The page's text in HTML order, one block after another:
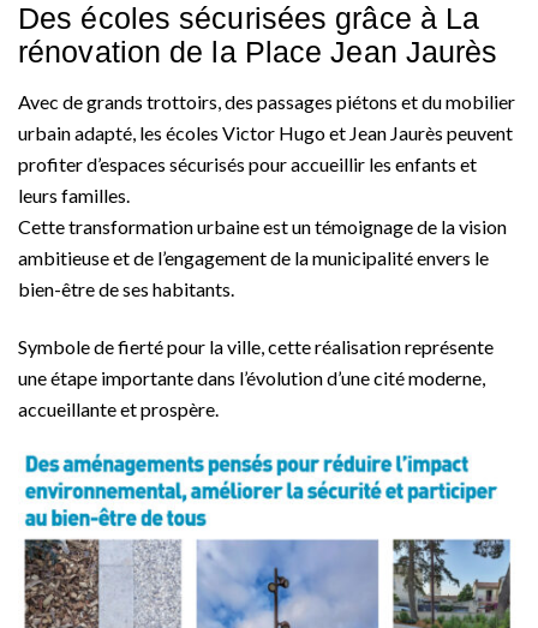
Des écoles sécurisées grâce à La
rénovation de la Place Jean Jaurès
Avec de grands trottoirs, des passages piétons et du mobilier
urbain adapté, les écoles Victor Hugo et Jean Jaurès peuvent
profiter d’espaces sécurisés pour accueillir les enfants et
leurs familles.
Cette transformation urbaine est un témoignage de la vision
ambitieuse et de l’engagement de la municipalité envers le
bien-être de ses habitants.
Symbole de fierté pour la ville, cette réalisation représente
une étape importante dans l’évolution d’une cité moderne,
accueillante et prospère.